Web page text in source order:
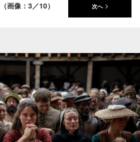
（画像：3／10） 次へ